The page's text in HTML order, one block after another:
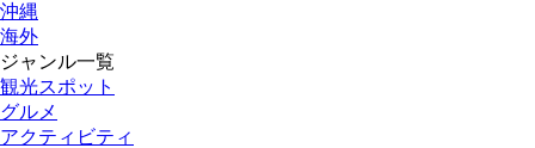
沖縄
海外
ジャンル一覧
観光スポット
グルメ
アクティビティ